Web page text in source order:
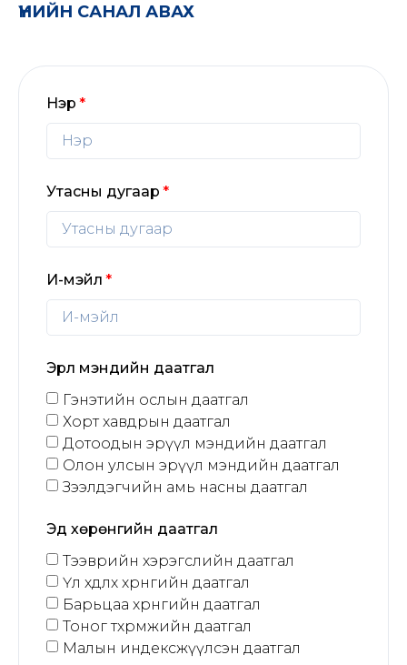
ҮНИЙН САНАЛ АВАХ
Нэр
Утасны дугаар
И-мэйл
Эрүүл мэндийн даатгал
Гэнэтийн ослын даатгал
Хорт хавдрын даатгал
Дотоодын эрүүл мэндийн даатгал
Олон улсын эрүүл мэндийн даатгал
Зээлдэгчийн амь насны даатгал
Эд хөрөнгийн даатгал
Тээврийн хэрэгслийн даатгал
Үл хөдлөх хөрөнгийн даатгал
Барьцаа хөрөнгийн даатгал
Тоног төхөөрөмжийн даатгал
Малын индексжүүлсэн даатгал